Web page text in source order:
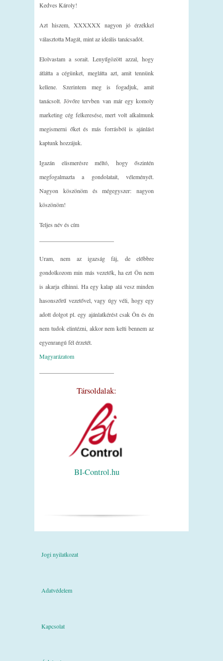
Kedves Károly!
Azt hiszem, XXXXXX nagyon jó érzékkel
választotta Magát, mint az ideális tanácsadót.
Elolvastam a sorait. Lenyűgözött azzal, hogy
átlátta a cégünket, meglátta azt, amit tennünk
kellene. Szerintem meg is fogadjuk, amit
tanácsolt. Jövőre tervben van már egy komoly
marketing cég felkeresése, mert volt alkalmunk
megismerni őket és más forrásból is ajánlást
kaptunk hozzájuk.
Igazán elismerésre méltó, hogy őszintén
megfogalmazta a gondolatait, véleményét.
Nagyon köszönöm és mégegyszer: nagyon
köszönöm!
Teljes név és cím
Uram, nem az igazság fáj, de előbbre
gondolkozom min más vezetők, ha ezt Ön nem
is akarja elhinni. Ha egy kalap alá vesz minden
hasonszőrű vezetővel, vagy úgy véli, hogy egy
adott dolgot pl. egy ajánlatkérést csak Ön és én
nem tudok elintézni, akkor nem kelti bennem az
egyenrangú fél érzetét.
Magyarázatom
Társoldalak:
BI-Control.hu
Jogi nyilatkozat
Adatvédelem
Kapcsolat